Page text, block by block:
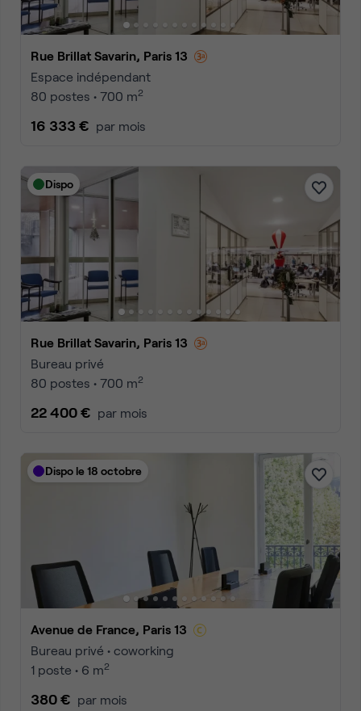
Rue Brillat Savarin, Paris 13
Espace indépendant
80 postes • 700 m2
16 333 € par mois
Dispo
Rue Brillat Savarin, Paris 13
Bureau privé
80 postes • 700 m2
22 400 € par mois
Dispo le 18 octobre
Avenue de France, Paris 13
Bureau privé • coworking
1 poste • 6 m2
380 € par mois